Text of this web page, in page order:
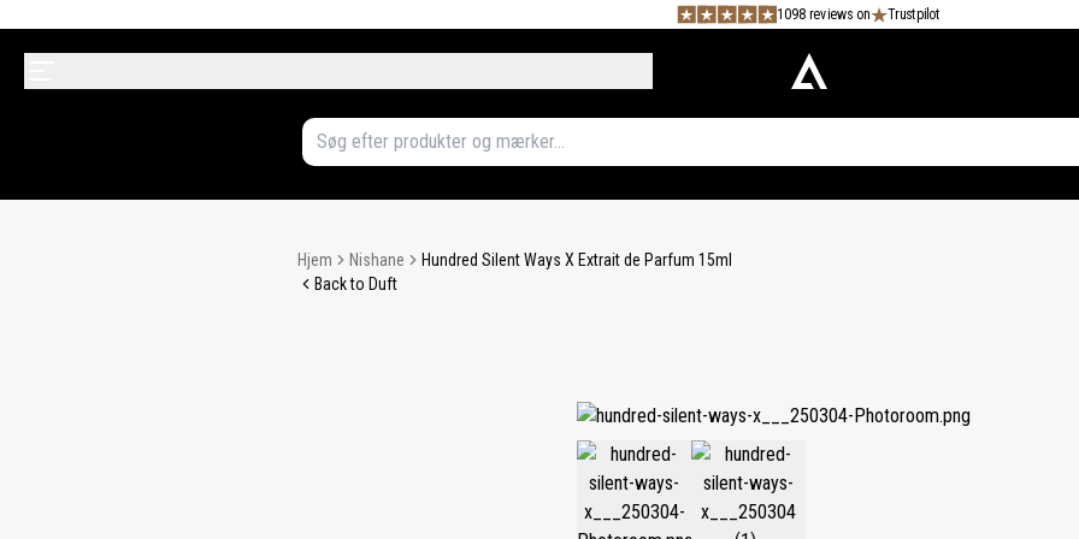
1098 reviews on Trustpilot
Hjem Nishane
Hundred Silent Ways X Extrait de Parfum 15ml
Back to Duft